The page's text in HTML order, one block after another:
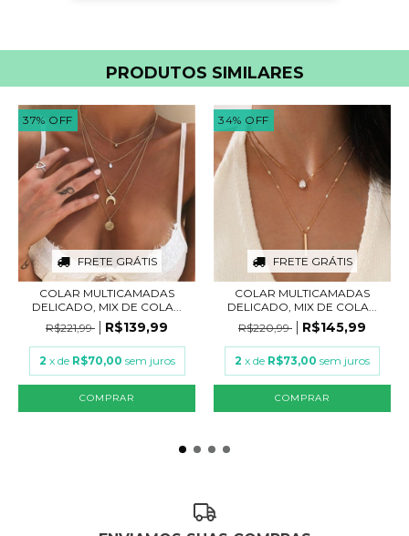
PRODUTOS SIMILARES
37% OFF
FRETE GRÁTIS
COLAR MULTICAMADAS
DELICADO, MIX DE COLA...
R$221,99
R$139,99
2 x de R$70,00 sem juros
COMPRAR
34% OFF
FRETE GRÁTIS
COLAR MULTICAMADAS
DELICADO, MIX DE COLA...
R$220,99
R$145,99
2 x de R$73,00 sem juros
COMPRAR